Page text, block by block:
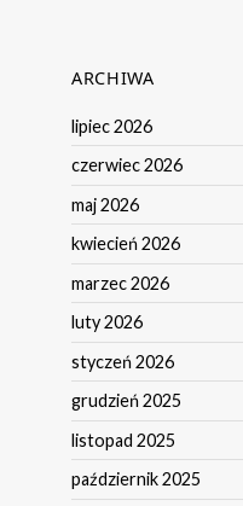
ARCHIWA
lipiec 2026
czerwiec 2026
maj 2026
kwiecień 2026
marzec 2026
luty 2026
styczeń 2026
grudzień 2025
listopad 2025
październik 2025